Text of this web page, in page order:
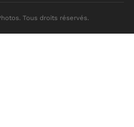
Tous droits réservés.